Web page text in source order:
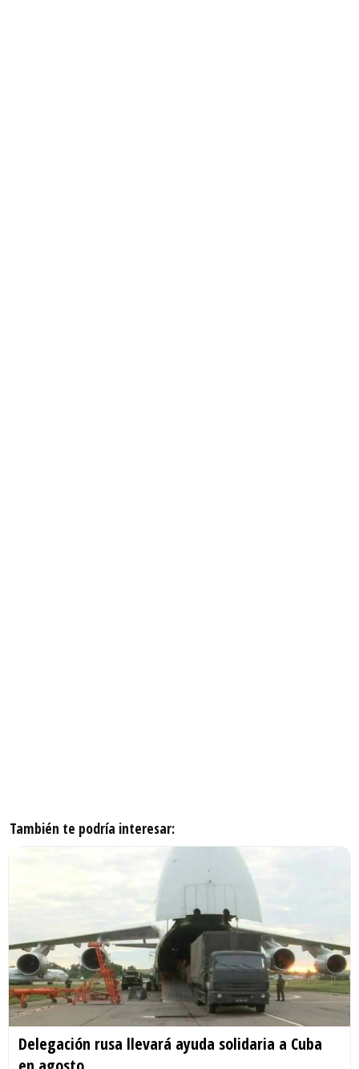
También te podría interesar:
Delegación rusa llevará ayuda solidaria a Cuba